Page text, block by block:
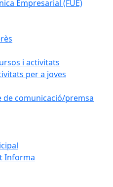
Empresarial (FUE)
i activitats
per a joves
de comunicació/premsa
Informa